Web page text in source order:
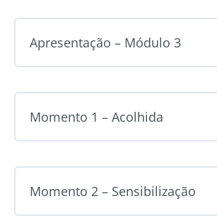
Apresentação – Módulo 3
Momento 1 – Acolhida
Momento 2 – Sensibilização